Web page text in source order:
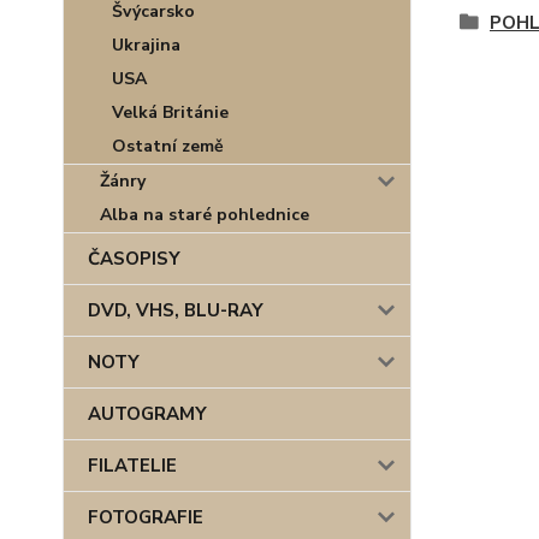
Švýcarsko
Ukrajina
USA
Velká Británie
Ostatní země
Žánry
Alba na staré pohlednice
ČASOPISY
DVD, VHS, BLU-RAY
NOTY
AUTOGRAMY
FILATELIE
FOTOGRAFIE